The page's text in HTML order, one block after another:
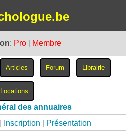
: Pro Membre
des annuaires
Inscription Présentation